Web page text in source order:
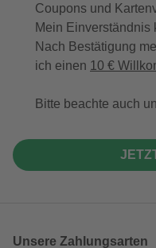
Coupons und
Mein Einverständnis
Nach Bestätigung
ich einen 10 €
Bitte beachte auch
Unsere Zahlungsarten